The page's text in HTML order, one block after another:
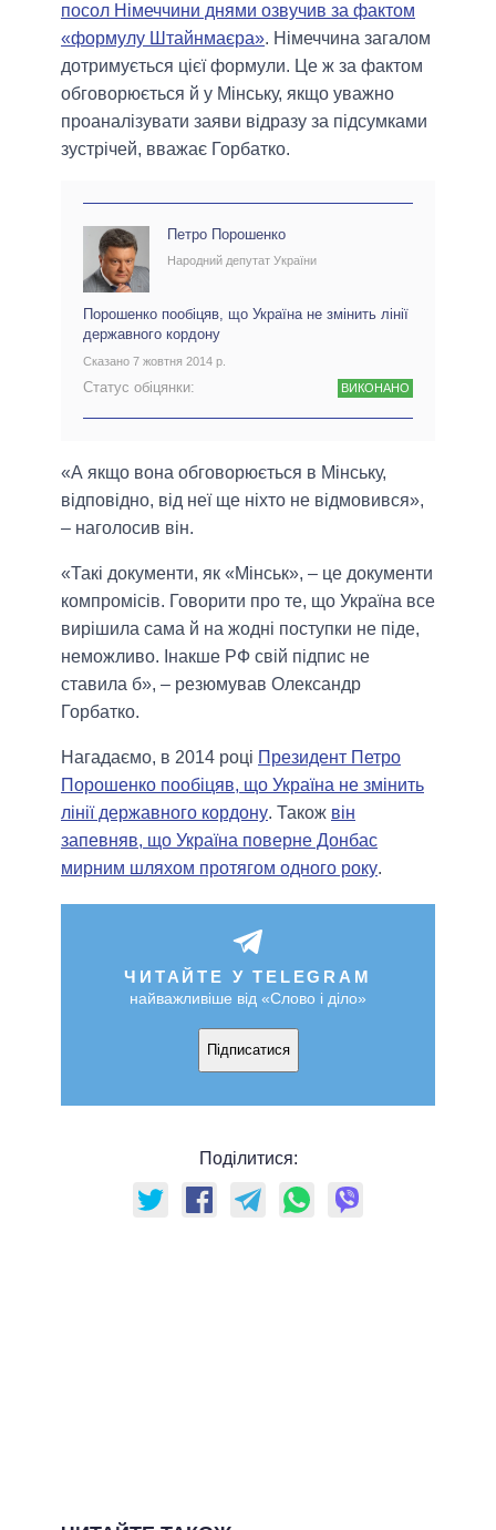
посол Німеччини днями озвучив за фактом
«формулу Штайнмаєра». Німеччина загалом
дотримується цієї формули. Це ж за фактом
обговорюється й у Мінську, якщо уважно
проаналізувати заяви відразу за підсумками
зустрічей, вважає Горбатко.
Петро Порошенко
Народний депутат України
Порошенко пообіцяв, що Україна не змінить лінії
державного кордону
Сказано 7 жовтня 2014 р.
Статус обіцянки: ВИКОНАНО
«А якщо вона обговорюється в Мінську,
відповідно, від неї ще ніхто не відмовився»,
– наголосив він.
«Такі документи, як «Мінськ», – це документи
компромісів. Говорити про те, що Україна все
вирішила сама й на жодні поступки не піде,
неможливо. Інакше РФ свій підпис не
ставила б», – резюмував Олександр
Горбатко.
Нагадаємо, в 2014 році Президент Петро
Порошенко пообіцяв, що Україна не змінить
лінії державного кордону. Також він
запевняв, що Україна поверне Донбас
мирним шляхом протягом одного року.
ЧИТАЙТЕ У TELEGRAM
найважливіше від «Слово і діло»
Підписатися
Поділитися: